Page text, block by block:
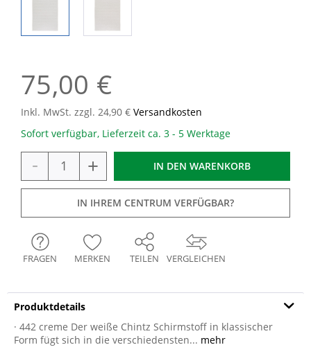
75,00 €
Inkl. MwSt. zzgl. 24,90 € Versandkosten
Sofort verfügbar, Lieferzeit ca. 3 - 5 Werktage
- + IN DEN WARENKORB
IN IHREM CENTRUM VERFÜGBAR?
VERGLEICHEN
FRAGEN MERKEN TEILEN
Produktdetails
· 442 creme Der weiße Chintz Schirmstoff in klassischer
Form fügt sich in die verschiedensten... mehr